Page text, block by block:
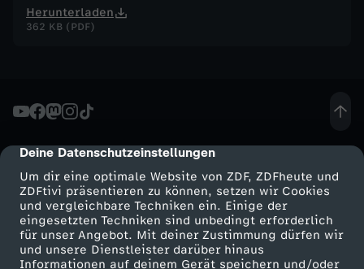
cmp-dialog-description
Deine Datenschutzeinstellungen
Um dir eine optimale Website von ZDF, ZDFheute und
ZDFtivi präsentieren zu können, setzen wir Cookies
und vergleichbare Techniken ein. Einige der
eingesetzten Techniken sind unbedingt erforderlich
für unser Angebot. Mit deiner Zustimmung dürfen wir
und unsere Dienstleister darüber hinaus
Informationen auf deinem Gerät speichern und/oder
v
r
b
o
t
e
Herunterladen
362 KB (PDF)
Mehr ZDF Service